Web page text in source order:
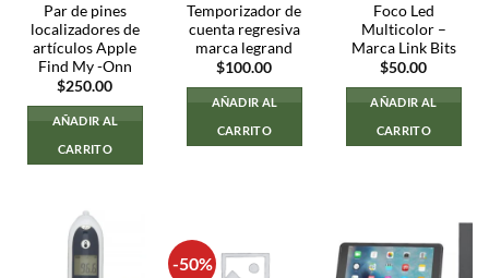
Par de pines
localizadores de
artículos Apple
Find My -Onn
$250.00
AÑADIR AL
CARRITO
Temporizador de
cuenta regresiva
marca legrand
$100.00
AÑADIR AL
CARRITO
Foco Led
Multicolor –
Marca Link Bits
$50.00
AÑADIR AL
CARRITO
-50%